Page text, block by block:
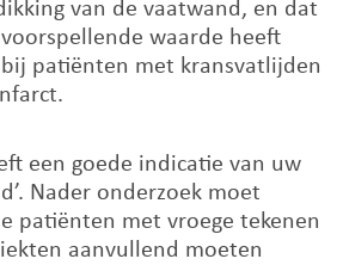
van de vaatwand, en dat
waarde heeft
patiënten met kransvatlijden
een goede indicatie van uw
Nader onderzoek moet
patiënten met vroege tekenen
aanvullend moeten